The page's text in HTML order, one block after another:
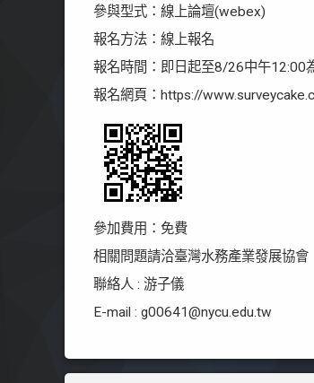
參與型式：線上論壇(webex)
報名方法：線上報名
報名時間：即日起至8/26中午12:00
報名網頁：https://
參加費用：免費
相關問題請洽臺灣水務產業發展協會
聯絡人 : 游子儀
E-mail : g00641@nycu.edu.tw